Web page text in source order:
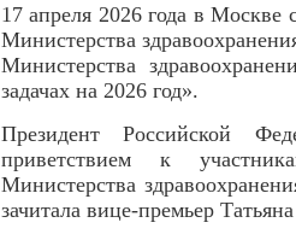
17 апреля 2026 года в Москве
Министерства
Министерства
задачах на 2026 год».
Президент Российской
приветствием к
Министерства
зачитала вице-премьер